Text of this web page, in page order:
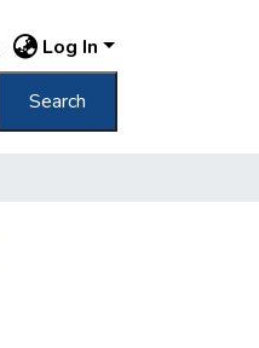
Log In
Search